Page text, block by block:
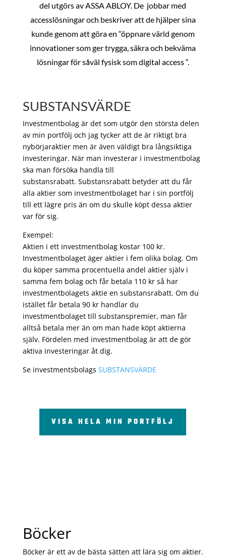
del utgörs av ASSA ABLOY. De jobbar med
accesslösningar och beskriver att de hjälper sina
kunde genom att göra en “öppnare värld genom
innovationer som ger trygga, säkra och bekväma
lösningar för såväl fysisk som digital access “.
SUBSTANSVÄRDE
Investmentbolag är det som utgör den största delen
av min portfölj och jag tycker att de är riktigt bra
nybörjaraktier men är även väldigt bra långsiktiga
investeringar. När man investerar i investmentbolag
ska man försöka handla till
substansrabatt. Substansrabatt betyder att du får
alla aktier som investmentbolaget har i sin portfölj
till ett lägre pris än om du skulle köpt dessa aktier
var för sig.
Exempel:
Aktien i ett investmentbolag kostar 100 kr.
Investmentbolaget äger aktier i fem olika bolag. Om
du köper samma procentuella andel aktier själv i
samma fem bolag och får betala 110 kr så har
investmentbolagets aktie en substansrabatt. Om du
istället får betala 90 kr handlar du
investmentbolaget till substanspremier, man får
alltså betala mer än om man hade köpt aktierna
själv. Fördelen med investmentbolag är att de gör
aktiva investeringar åt dig.
Se investmentsbolags SUBSTANSVÄRDE
VISA HELA MIN PORTFÖLJ
Böcker
Böcker är ett av de bästa sätten att lära sig om aktier.